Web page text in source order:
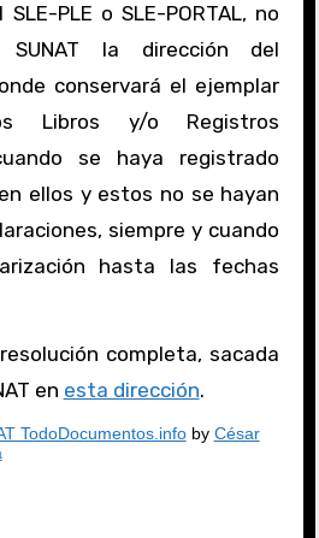
PLE o SLE-PORTAL, no
la dirección del
conservará el ejemplar
Libros y/o Registros
se haya registrado
ellos y estos no se hayan
siempre y cuando
hasta las fechas
completa, sacada
en esta dirección.
TodoDocumentos.infoby César